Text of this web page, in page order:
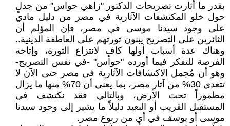
بقدر ما أثارت تصريحات الدكتور "زاهي حواس" من جدلٍ
حول خلو المكتشفات الآثارية في مصر من دليل مادي
على وجود سيدنا موسى في مصر، فإن المؤلم أن
الثائرين على التصريح يبنون ثورتهم على العاطفة الدينية..
وهناك عدة أسباب أولها كافٍ لانتزاع الثورة، وإتاحة
الفرصة للتفكر فيما أورده "حواس" -في نفس التصريح-
وهو أن مُجمل الاكتشافات الآثارية في مصر حتى الآن لا
تتعدي 30% من آثار مصر، بما يعني أن 70% منها ما يزال
مطموراً تحت الأرض، وبالتالي فقد نكتشف في
المستقبل القريب أو البعيد دليلاً ما يشير إلى وجود سيدنا
موسى أو يوسف في أيٍ من ربوع مصر.